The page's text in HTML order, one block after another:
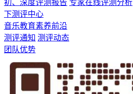
初、深度评测报告 专家在线评测分析
下测评中心
音乐教育素养前沿
测评通知 测评动态
团队优势